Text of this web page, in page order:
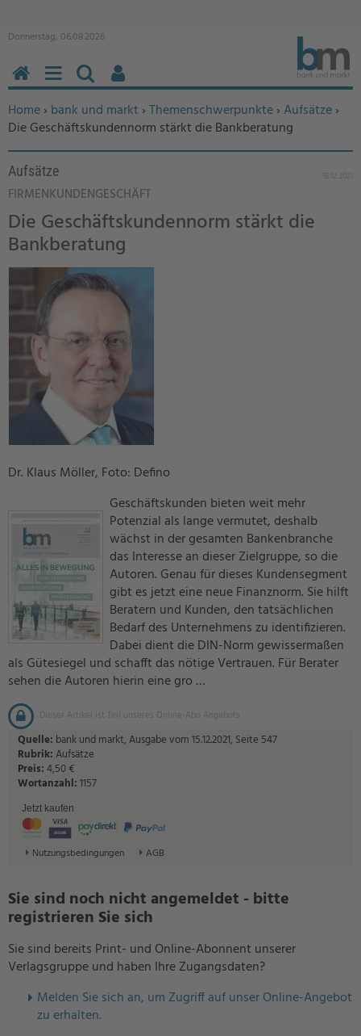
Donnerstag, 06.08.2026
Sie befinden sich hier:
Home› bank und markt ›Themenschwerpunkte› Aufsätze›
Die Geschäftskundennorm stärkt die Bankberatung
Aufsätze
FIRMENKUNDENGESCHÄFT
Die Geschäftskundennorm stärkt die
Bankberatung
Dr. Klaus Möller, Foto: Defino
Geschäftskunden bieten weit mehr
Potenzial als lange vermutet, deshalb
wächst in der gesamten Bankenbranche
das Interesse an dieser Zielgruppe, so die
Autoren. Genau für dieses Kundensegment
gibt es jetzt eine neue Finanznorm. Sie hilft
Beratern und Kunden, den tatsächlichen
Bedarf des Unternehmens zu identifizieren.
Dabei dient die DIN-Norm gewissermaßen
als Gütesiegel und schafft das nötige Vertrauen. Für Berater
sehen die Autoren hierin eine gro …
Dieser Artikel ist Teil unseres Online-Abo Angebots.
Quelle: bank und markt, Ausgabe vom 15.12.2021, Seite 547
Rubrik:Aufsätze
Preis:4,50 €
Wortanzahl:1157
Jetzt kaufen
Nutzungsbedingungen AGB
Sie sind noch nicht angemeldet - bitte
registrieren Sie sich
Sie sind bereits Print- und Online-Abonnent unserer
Verlagsgruppe und haben Ihre Zugangsdaten?
Melden Sie sich an, um Zugriff auf unser Online-Angebot
zu erhalten.
HOMEMENÜSUCHEN
BENUTZERFUNKTIONEN